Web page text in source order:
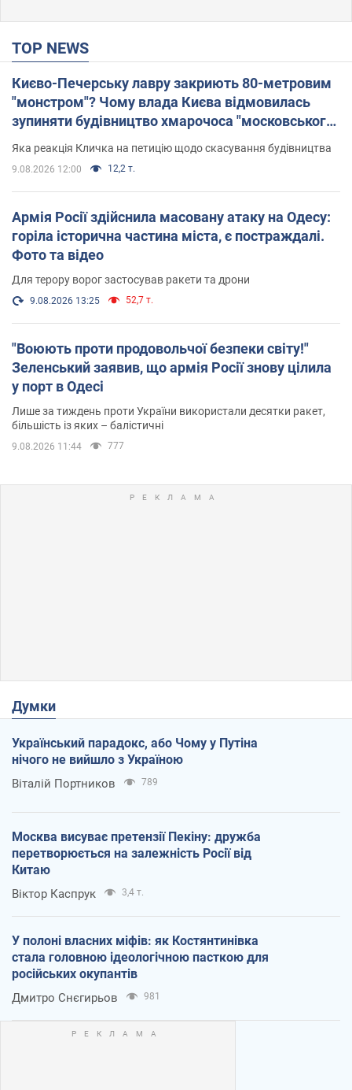
TOP NEWS
Києво-Печерську лавру закриють 80-метровим
"монстром"? Чому влада Києва відмовилась
зупиняти будівництво хмарочоса "московського
вірянина"
Яка реакція Кличка на петицію щодо скасування будівництва
9.08.2026 12:00 12,2 т.
Армія Росії здійснила масовану атаку на Одесу:
горіла історична частина міста, є постраждалі.
Фото та відео
Для терору ворог застосував ракети та дрони
9.08.2026 13:25 52,7 т.
"Воюють проти продовольчої безпеки світу!"
Зеленський заявив, що армія Росії знову цілила
у порт в Одесі
Лише за тиждень проти України використали десятки ракет,
більшість із яких – балістичні
9.08.2026 11:44 777
Думки
Український парадокс, або Чому у Путіна
нічого не вийшло з Україною
Віталій Портников 789
Москва висуває претензії Пекіну: дружба
перетворюється на залежність Росії від
Китаю
Віктор Каспрук 3,4 т.
У полоні власних міфів: як Костянтинівка
стала головною ідеологічною пасткою для
російських окупантів
Дмитро Снєгирьов 981